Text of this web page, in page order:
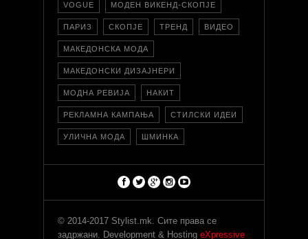
VOGUE МОДЕН ВИКЕНД-СКОПЈЕ
ПАРИЗ СКОПЈЕ ТРЕНД ВИДЕО
МАКЕДОНСКА МОДА
МАКЕДОНСКИ ДИЗАЈНЕРИ
МОДНА РЕВИЈА НАКИТ
РЕКЛАМНА КАМПАЊА СТИЛСКИ ИДЕИ
УЛИЧНА МОДА ШМИНКА
© 2014-2017 Stylist.mk. Сите права се
задржани. Development & Hosting eXpressive